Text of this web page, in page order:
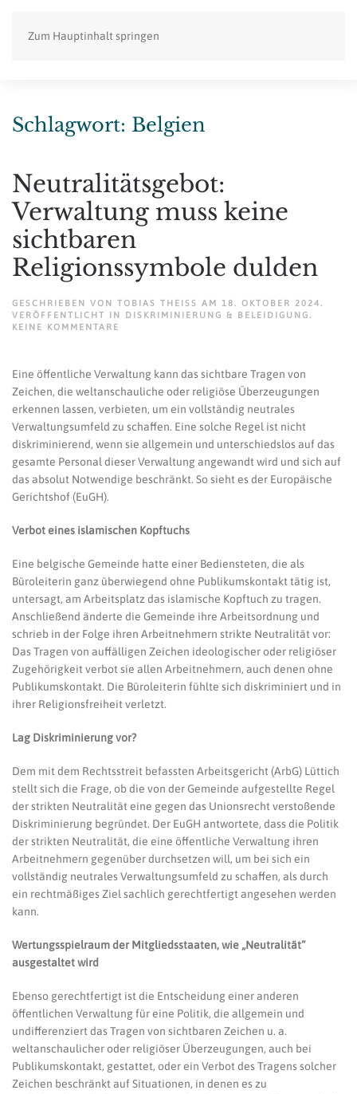
Zum Hauptinhalt springen
Schlagwort: Belgien
Neutralitätsgebot:
Verwaltung muss keine
sichtbaren
Religionssymbole dulden
GESCHRIEBEN VON TOBIAS THEISS AM 18. OKTOBER 2024 .
VERÖFFENTLICHT IN DISKRIMINIERUNG & BELEIDIGUNG .
KEINE KOMMENTARE
KEINE
SICHTBAREN
RELIGIONSSYMBOLE
DULDEN
Eine öffentliche Verwaltung kann das sichtbare Tragen von
Zeichen, die weltanschauliche oder religiöse Überzeugungen
erkennen lassen, verbieten, um ein vollständig neutrales
Verwaltungsumfeld zu schaffen. Eine solche Regel ist nicht
diskriminierend, wenn sie allgemein und unterschiedslos auf das
gesamte Personal dieser Verwaltung angewandt wird und sich auf
das absolut Notwendige beschränkt. So sieht es der Europäische
Gerichtshof (EuGH).
Verbot eines islamischen Kopftuchs
Eine belgische Gemeinde hatte einer Bediensteten, die als
Büroleiterin ganz überwiegend ohne Publikumskontakt tätig ist,
untersagt, am Arbeitsplatz das islamische Kopftuch zu tragen.
Anschließend änderte die Gemeinde ihre Arbeitsordnung und
schrieb in der Folge ihren Arbeitnehmern strikte Neutralität vor:
Das Tragen von auffälligen Zeichen ideologischer oder religiöser
Zugehörigkeit verbot sie allen Arbeitnehmern, auch denen ohne
Publikumskontakt. Die Büroleiterin fühlte sich diskriminiert und in
ihrer Religionsfreiheit verletzt.
Lag Diskriminierung vor?
Dem mit dem Rechtsstreit befassten Arbeitsgericht (ArbG) Lüttich
stellt sich die Frage, ob die von der Gemeinde aufgestellte Regel
der strikten Neutralität eine gegen das Unionsrecht verstoßende
Diskriminierung begründet. Der EuGH antwortete, dass die Politik
der strikten Neutralität, die eine öffentliche Verwaltung ihren
Arbeitnehmern gegenüber durchsetzen will, um bei sich ein
vollständig neutrales Verwaltungsumfeld zu schaffen, als durch
ein rechtmäßiges Ziel sachlich gerechtfertigt angesehen werden
kann.
Wertungsspielraum der Mitgliedsstaaten, wie „Neutralität“
ausgestaltet wird
Ebenso gerechtfertigt ist die Entscheidung einer anderen
öffentlichen Verwaltung für eine Politik, die allgemein und
undifferenziert das Tragen von sichtbaren Zeichen u. a.
weltanschaulicher oder religiöser Überzeugungen, auch bei
Publikumskontakt, gestattet, oder ein Verbot des Tragens solcher
Zeichen beschränkt auf Situationen, in denen es zu